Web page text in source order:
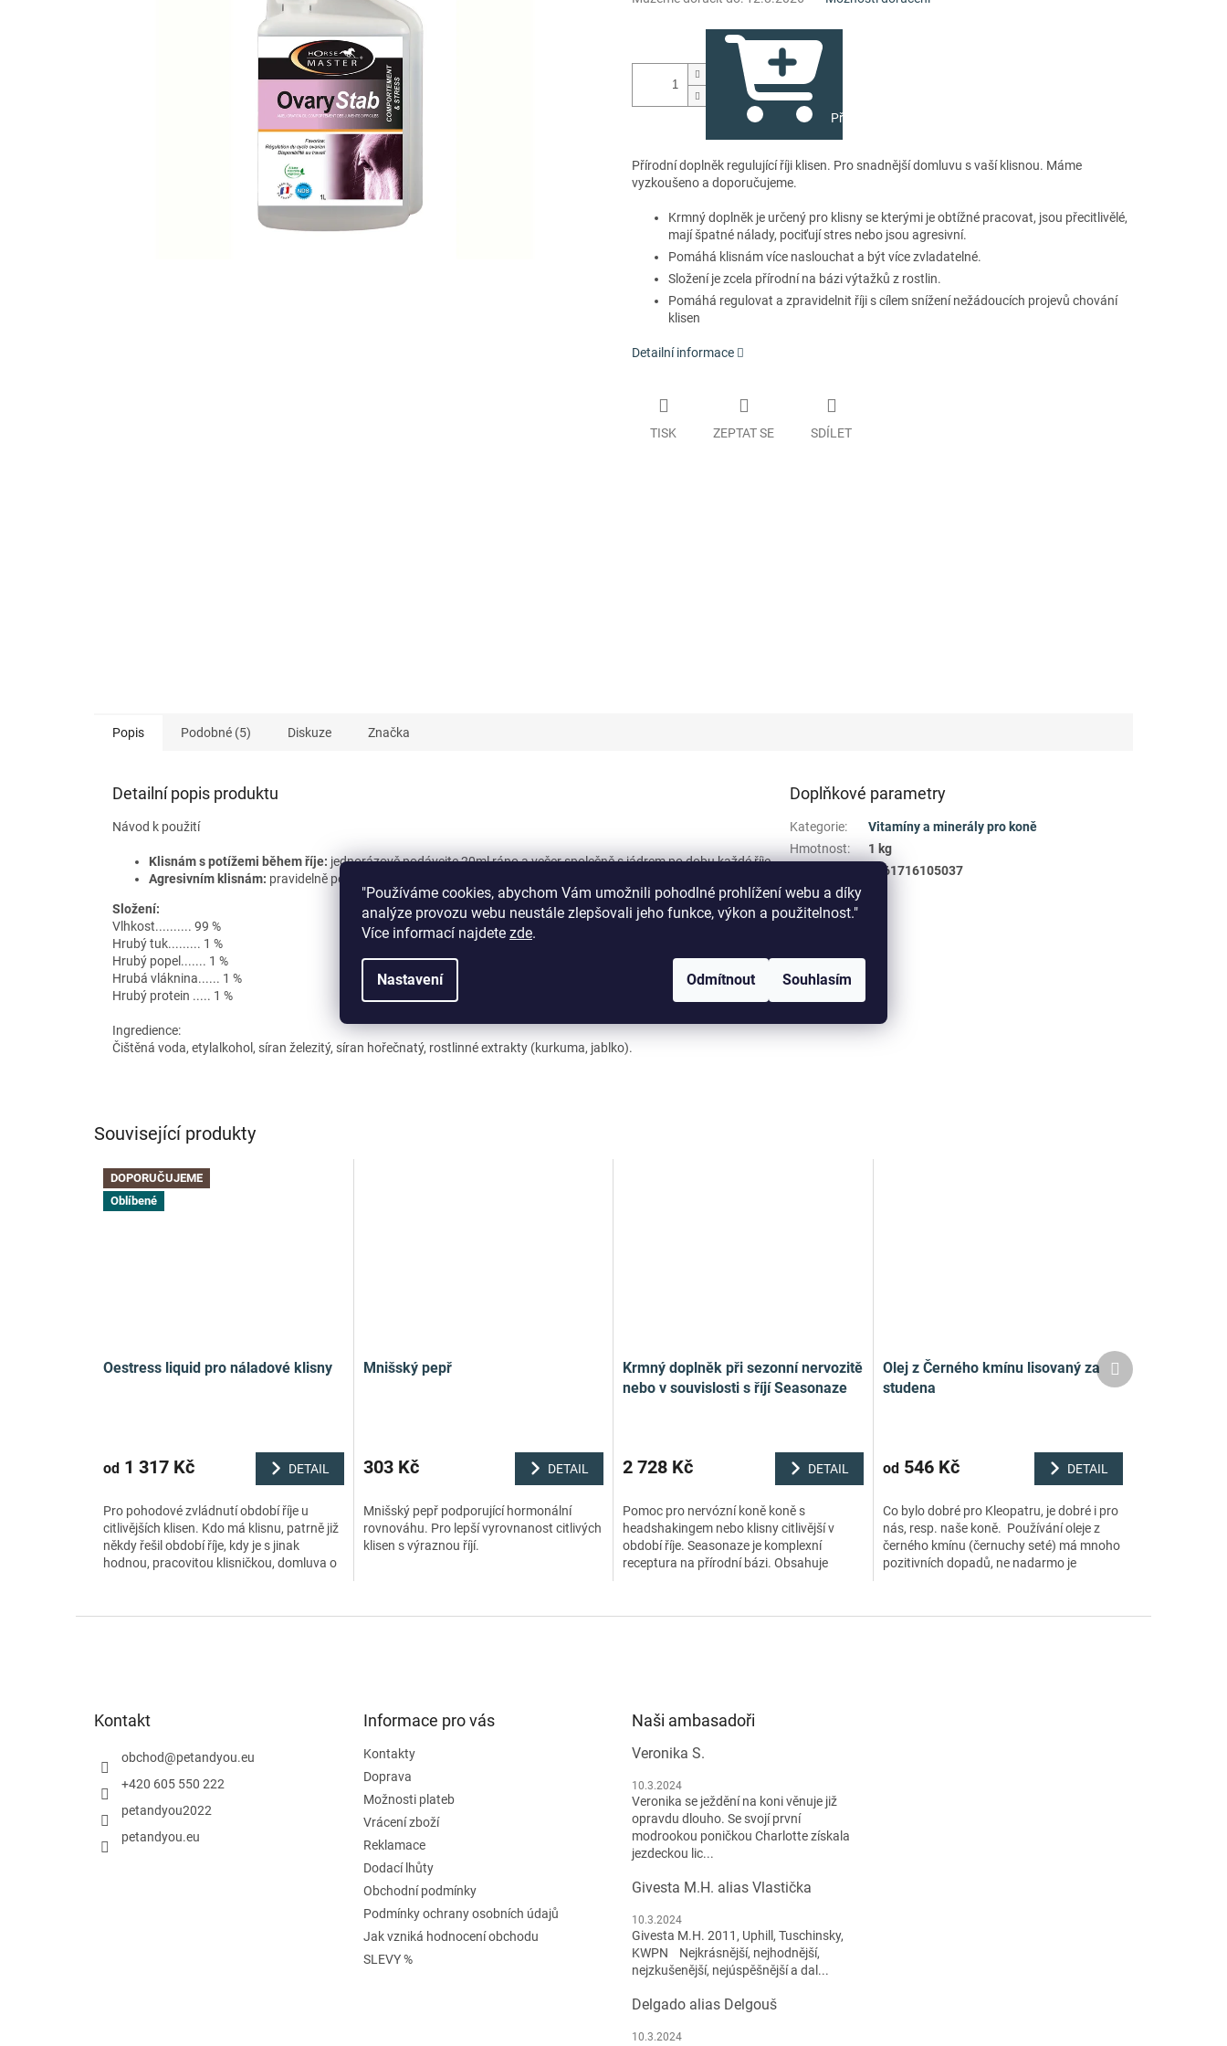
"Používáme cookies, abychom Vám umožnili pohodlné prohlížení webu a díky
analýze provozu webu neustále zlepšovali jeho funkce, výkon a použitelnost."
Více informací najdete zde.
Nastavení Odmítnout Souhlasím
Přidat do košíku
Přírodní doplněk regulující říji klisen. Pro snadnější domluvu s vaší klisnou. Máme
vyzkoušeno a doporučujeme.
Krmný doplněk je určený pro klisny se kterými je obtížné pracovat, jsou přecitlivělé,
mají špatné nálady, pociťují stres nebo jsou agresivní.
Pomáhá klisnám více naslouchat a být více zvladatelné.
Složení je zcela přírodní na bázi výtažků z rostlin.
Pomáhá regulovat a zpravidelnit říji s cílem snížení nežádoucích projevů chování
klisen
Detailní informace
TISK ZEPTAT SE SDÍLET
Související produkty
DOPORUČUJEME
Oblíbené
Oestress liquid pro náladové klisny
od 1 317 Kč DETAIL
Pro pohodové zvládnutí období říje u
citlivějších klisen. Kdo má klisnu, patrně již
někdy řešil období říje, kdy je s jinak
hodnou, pracovitou klisničkou, domluva o
Mnišský pepř
303 Kč DETAIL
Mnišský pepř podporující hormonální
rovnováhu. Pro lepší vyrovnanost citlivých
klisen s výraznou říjí.
Krmný doplněk při sezonní nervozitě
nebo v souvislosti s říjí Seasonaze
2 728 Kč DETAIL
Pomoc pro nervózní koně koně s
headshakingem nebo klisny citlivější v
období říje. Seasonaze ​​je komplexní
receptura na přírodní bázi. Obsahuje
Olej z Černého kmínu lisovaný za
studena
od546 Kč DETAIL
Co bylo dobré pro Kleopatru, je dobré i pro
nás, resp. naše koně. Používání oleje z
černého kmínu (černuchy seté) má mnoho
pozitivních dopadů, ne nadarmo je
Další
produkt
Popis Podobné (5) Diskuze Značka
Detailní popis produktu
Návod k použití
Klisnám s potížemi během říje: jednorázově podávejte 20ml ráno a večer společně s jádrem po dobu každé říje.
Agresivním klisnám: pravidelně podávejte 20ml denně společně s jádrem v období mezi únorem a listopadem
Složení:
Vlhkost.......... 99 %
Hrubý tuk......... 1 %
Hrubý popel....... 1 %
Hrubá vláknina...... 1 %
Hrubý protein ..... 1 %
Ingredience:
Čištěná voda, etylalkohol, síran železitý, síran hořečnatý, rostlinné extrakty (kurkuma, jablko).
Doplňkové parametry
Kategorie:
Vitamíny a minerály pro koně
Hmotnost:
1 kg
3661716105037
Kontakt
obchod@petandyou.eu
+420 605 550 222
petandyou2022
petandyou.eu
Informace pro vás
Kontakty
Doprava
Možnosti plateb
Vrácení zboží
Reklamace
Dodací lhůty
Obchodní podmínky
Podmínky ochrany osobních údajů
Jak vzniká hodnocení obchodu
SLEVY %
Naši ambasadoři
Veronika S.
10.3.2024
Veronika se ježdění na koni věnuje již
opravdu dlouho. Se svojí první
modrookou poničkou Charlotte získala
jezdeckou lic...
Givesta M.H. alias Vlastička
10.3.2024
Givesta M.H. 2011, Uphill, Tuschinsky,
KWPN Nejkrásnější, nejhodnější,
nejzkušenější, nejúspěšnější a dal...
Delgado alias Delgouš
10.3.2024